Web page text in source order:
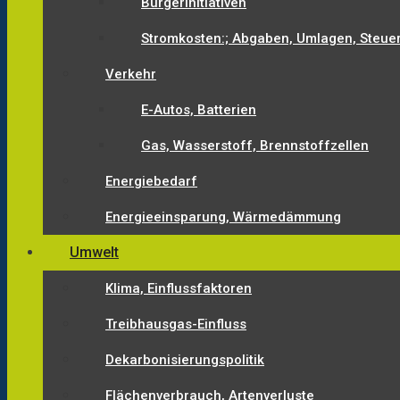
Stromkosten:; Abgaben, Umlagen,
Verkehr
E-Autos, Batterien
Gas, Wasserstoff, Brennstoffzellen
Energiebedarf
Energieeinsparung, Wärmedämmung
Umwelt
Klima, Einflussfaktoren
Treibhausgas-Einfluss
Dekarbonisierungspolitik
Flächenverbrauch, Artenverluste